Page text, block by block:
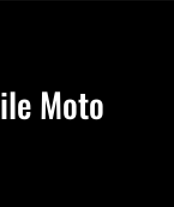
Moto